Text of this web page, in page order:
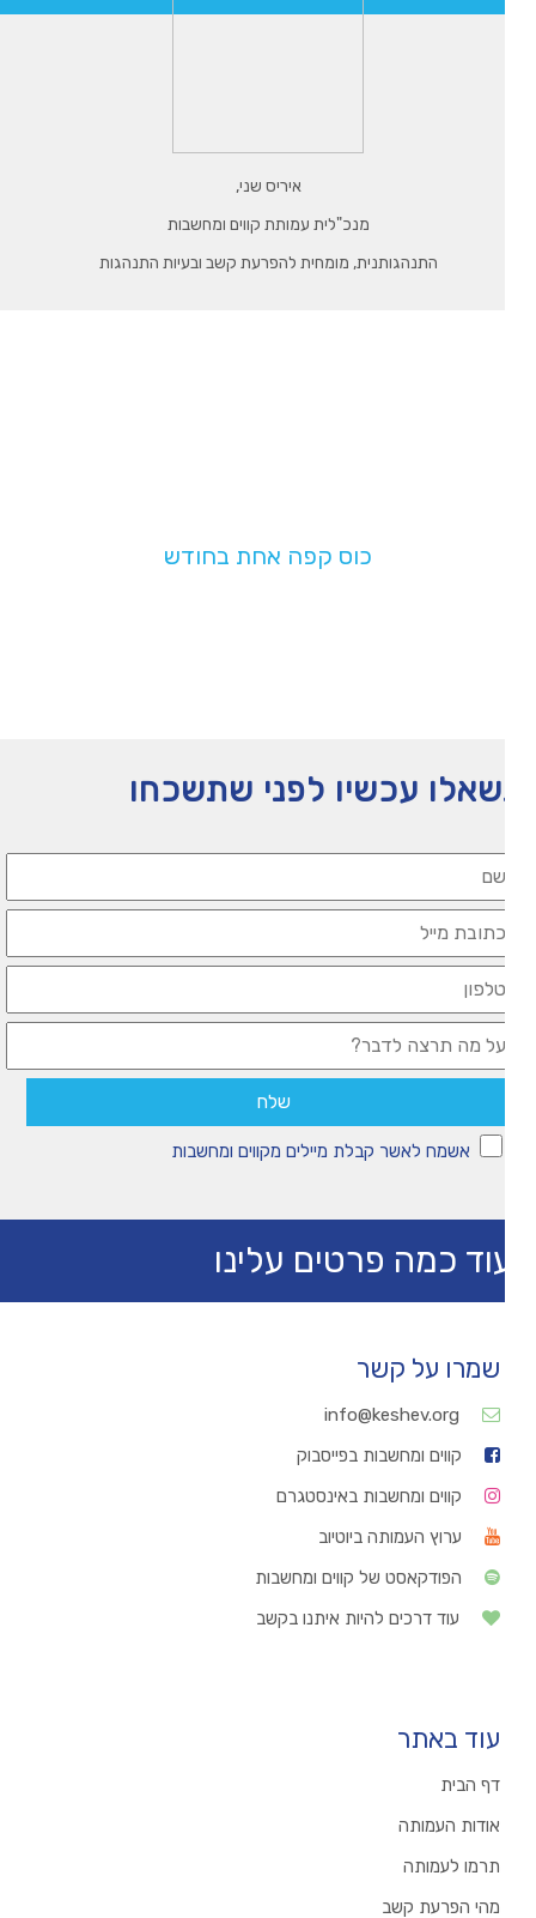
איריס שני,
מנכ"לית עמותת קווים ומחשבות
התנהגותנית, מומחית להפרעת קשב ובעיות התנהגות
כוס קפה אחת בחודש
עכשיו לפני שתשכחו
אשמח לאשר קבלת מיילים מקווים ומחשבות
כמה פרטים עלינו
שמרו על קשר
info@keshev.org
קווים ומחשבות בפייסבוק
קווים ומחשבות באינסטגרם
ערוץ העמותה ביוטיוב
הפודקאסט של קווים ומחשבות
עוד דרכים להיות איתנו בקשב
עוד באתר
דף הבית
אודות העמותה
תרמו לעמותה
מהי הפרעת קשב